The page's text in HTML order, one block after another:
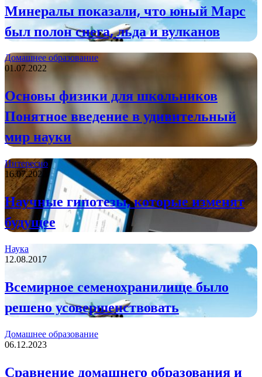
Минералы показали, что юный Марс
был полон снега, льда и вулканов
Домашнее образование
01.07.2022
Основы физики для школьников
Понятное введение в удивительный
мир науки
Интересно
16.07.2022
Научные гипотезы, которые изменят
будущее
Наука
12.08.2017
Всемирное семенохранилище было
решено усовершенствовать
Домашнее образование
06.12.2023
Сравнение домашнего образования и